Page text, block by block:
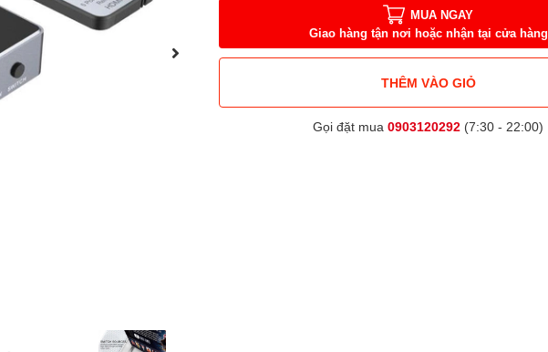
MUA NGAY
Giao hàng tận nơi hoặc nhận tại cửa hàng
THÊM VÀO GIỎ
Gọi đặt mua0903120292 (7:30 - 22:00)